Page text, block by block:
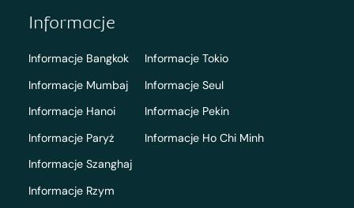
Informacje
Informacje Bangkok
Informacje Mumbaj
Informacje Hanoi
Informacje Paryż
Informacje Szanghaj
Informacje Rzym
Informacje Tokio
Informacje Seul
Informacje Pekin
Informacje Ho Chi Minh